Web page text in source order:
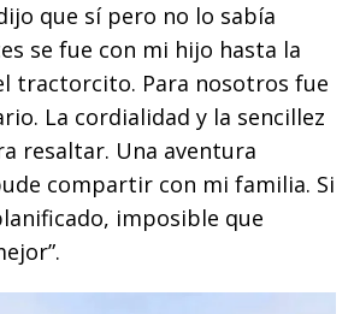
que sí pero no lo sabía
se fue con mi hijo hasta la
tractorcito. Para nosotros fue
La cordialidad y la sencillez
resaltar. Una aventura
compartir con mi familia. Si
imposible que